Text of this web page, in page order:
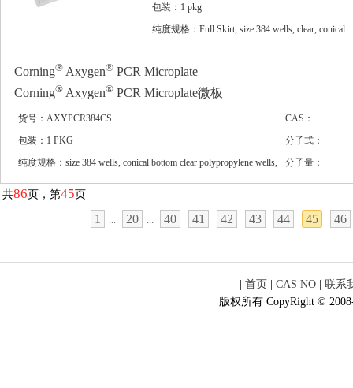
包装：1 pkg
纯度规格：Full Skirt, size 384 wells, clear, conical
Corning® Axygen® PCR Microplate
Corning® Axygen® PCR Microplate微板
货号：AXYPCR384CS
CAS：
包装：1 PKG
分子式：
纯度规格：size 384 wells, conical bottom clear polypropylene wells,
分子量：
共86页，第45页
1 ... 20 ... 40 41 42 43 44 45 46
首页 CAS NO
联系
版权所有 CopyRight ©